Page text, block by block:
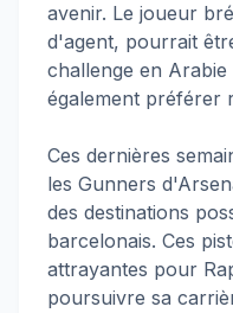
avenir. Le joueur
d'agent, pourrait
challenge en
également préférer
Ces dernières
les Gunners
des destinations
barcelonais. Ces
attrayantes pour
poursuivre sa